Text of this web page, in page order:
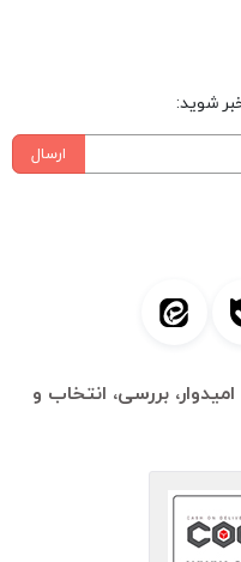
شوید:
ارسال
بررسی، انتخاب و